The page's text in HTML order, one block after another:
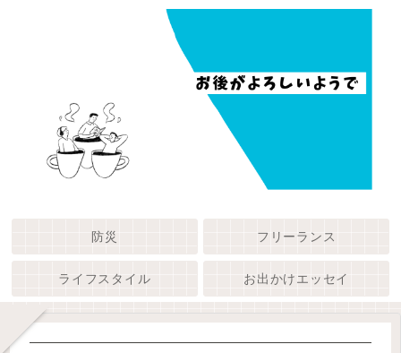
防災 フリーランス
ライフスタイル お出かけエッセイ